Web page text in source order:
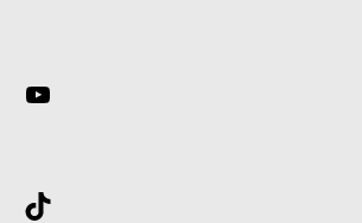
YouTube
TikTok